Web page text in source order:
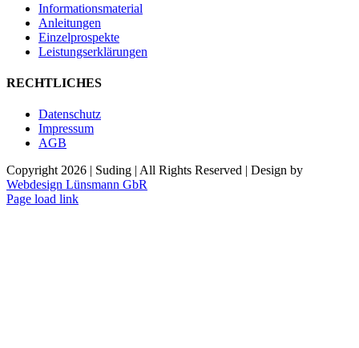
Informationsmaterial
Anleitungen
Einzelprospekte
Leistungserklärungen
RECHTLICHES
Datenschutz
Impressum
AGB
Copyright 2026 | Suding | All Rights Reserved | Design by
Webdesign Lünsmann GbR
Page load link